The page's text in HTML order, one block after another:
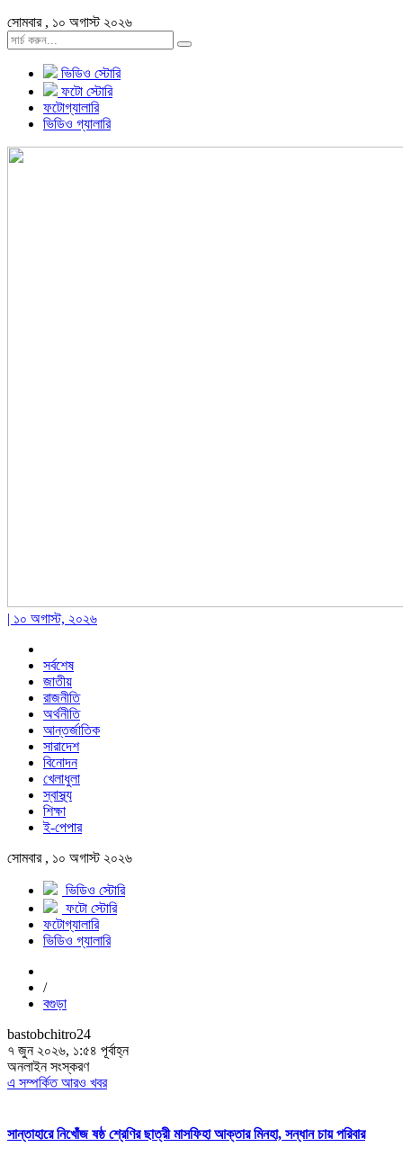
সোমবার , ১০ অগাস্ট ২০২৬
ভিডিও স্টোরি
ফটো স্টোরি
ফটোগ্যালারি
ভিডিও গ্যালারি
| ১০ অগাস্ট, ২০২৬
সর্বশেষ
জাতীয়
রাজনীতি
অর্থনীতি
আন্তর্জাতিক
সারাদেশ
বিনোদন
খেলাধুলা
স্বাস্থ্য
শিক্ষা
ই-পেপার
সোমবার , ১০ অগাস্ট ২০২৬
ভিডিও স্টোরি
ফটো স্টোরি
ফটোগ্যালারি
ভিডিও গ্যালারি
/
বগুড়া
bastobchitro24
৭ জুন ২০২৬, ১:৫৪ পূর্বাহ্ন
অনলাইন সংস্করণ
এ সম্পর্কিত আরও খবর
সান্তাহারে নিখোঁজ ষষ্ঠ শ্রেণির ছাত্রী মাসফিহা আক্তার মিনহা, সন্ধান চায় পরিবার